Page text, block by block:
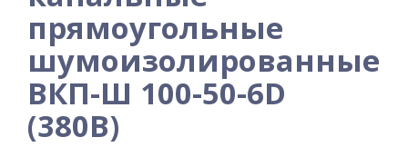
прямоугольные
шумоизолированные
ВКП-Ш 100-50-6D
(380В)